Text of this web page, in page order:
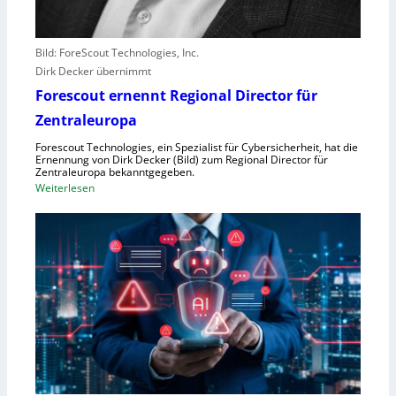
e
b
e
n
V
o
w
ü
r
e
g
e
n
S
c
h
Bild: ForeScout Technologies, Inc.
Dirk Decker übernimmt
Forescout ernennt Regional Director für
Zentraleuropa
Forescout Technologies, ein Spezialist für Cybersicherheit, hat die
Ernennung von Dirk Decker (Bild) zum Regional Director für
Zentraleuropa bekanntgegeben.
Weiterlesen:
r
e
s
c
o
u
t
r